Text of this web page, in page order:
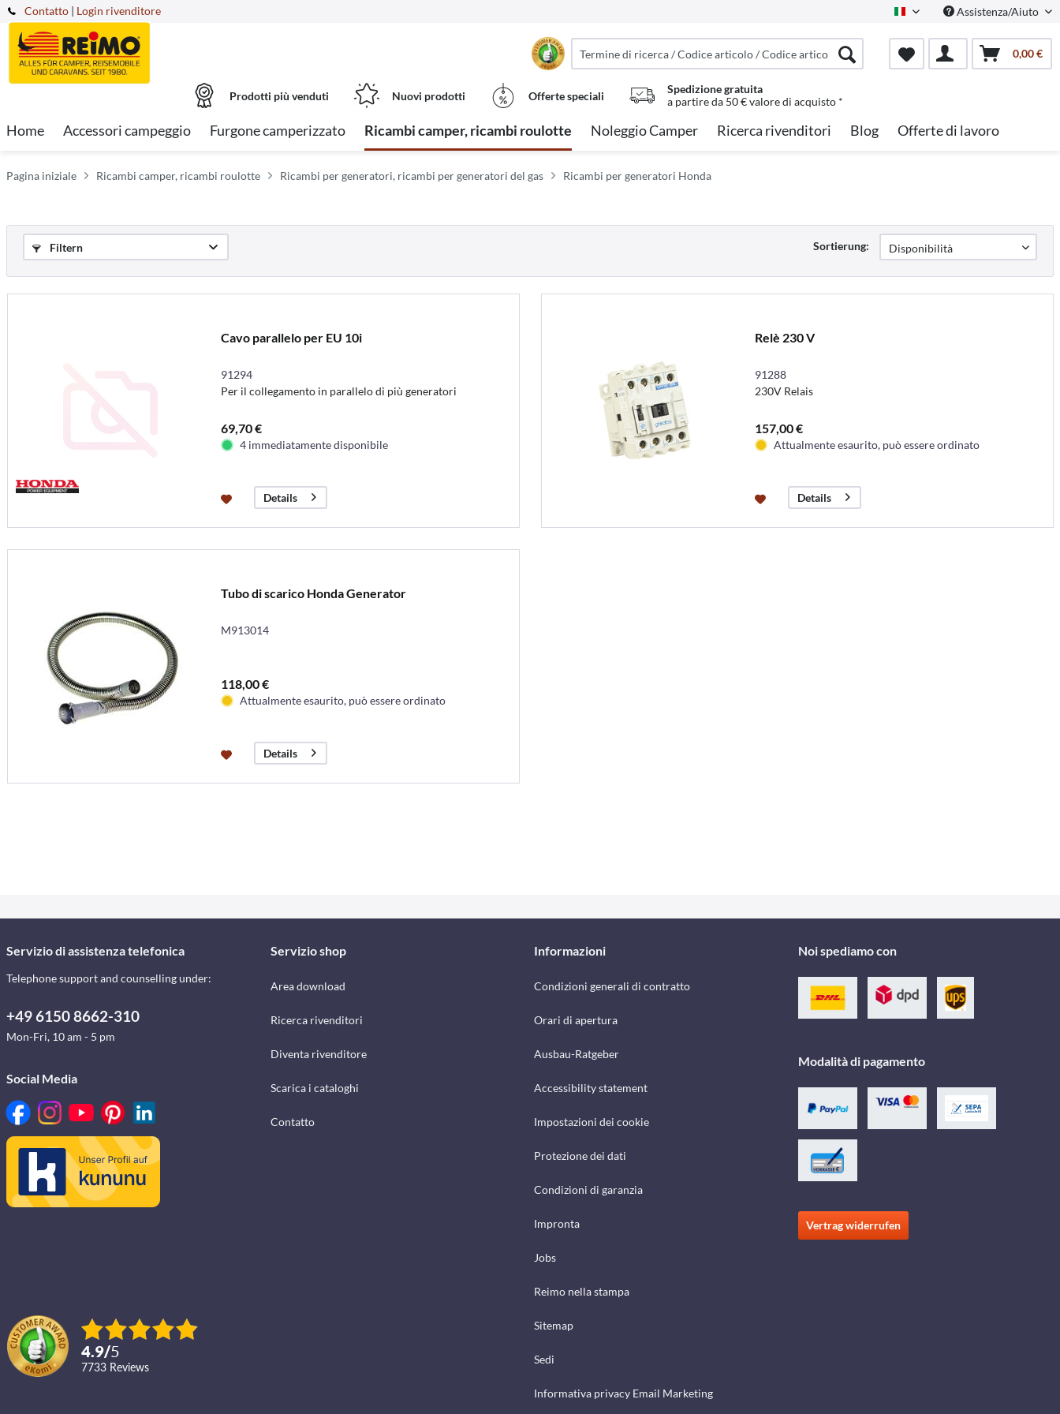
Contatto Italian Assistenza/Aiuto
| Login rivenditore
0,00 €
Prodotti più venduti Nuovi prodotti Offerte speciali
Spedizione gratuita
a partire da 50 € valore di acquisto *
Home Accessori campeggio Furgone camperizzato Ricambi camper, ricambi roulotte Noleggio Camper Ricerca rivenditori Blog Offerte di lavoro
Pagina iniziale Ricambi camper, ricambi roulotte Ricambi per generatori, ricambi per generatori del gas Ricambi per generatori Honda
Filtern Sortierung:
Cavo parallelo per EU 10i
91294
Per il collegamento in parallelo di più generatori
69,70 €
4 immediatamente disponibile
Details
Relè 230 V
91288
230V Relais
157,00 €
Attualmente esaurito, può essere ordinato
Details
Tubo di scarico Honda Generator
M913014
118,00 €
Attualmente esaurito, può essere ordinato
Details
Servizio di assistenza telefonica
Telephone support and counselling under:
+49 6150 8662-310
Mon-Fri, 10 am - 5 pm
Social Media
4.9/5
7733 reviews
Servizio shop
Area download
Ricerca rivenditori
Diventa rivenditore
Scarica i cataloghi
Contatto
Informazioni
Condizioni generali di contratto
Orari di apertura
Ausbau-Ratgeber
Accessibility statement
Impostazioni dei cookie
Protezione dei dati
Condizioni di garanzia
Impronta
Jobs
Reimo nella stampa
Sitemap
Sedi
Informativa privacy Email Marketing
Noi spediamo con
Modalità di pagamento
Vertrag widerrufen